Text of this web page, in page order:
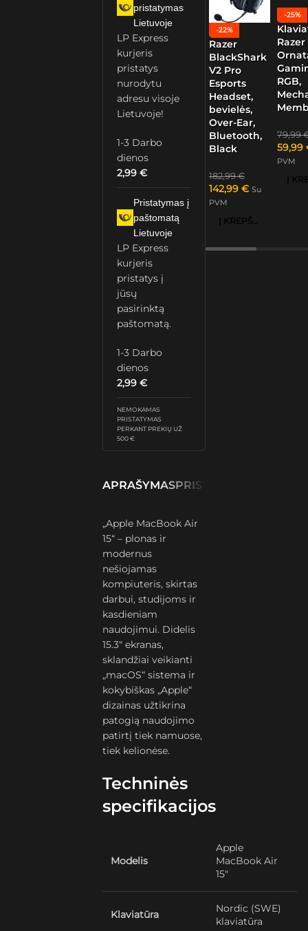
pristatymas
Lietuvoje
LP Express
kurjeris
pristatys
nurodytu
adresu visoje
Lietuvoje!
1-3 Darbo
dienos
2,99€
Pristatymas į
paštomatą
Lietuvoje
LP Express
kurjeris
pristatys į
jūsų
pasirinktą
paštomatą.
1-3 Darbo
dienos
2,99€
NEMOKAMAS
PRISTATYMAS
PERKANT PREKIŲ UŽ
500 €
APRAŠYMASPRISTATYMAS IR
„Apple MacBook Air
15“ – plonas ir
modernus
nešiojamas
kompiuteris, skirtas
darbui, studijoms ir
kasdieniam
naudojimui. Didelis
15.3″ ekranas,
sklandžiai veikianti
„macOS“ sistema ir
kokybiškas „Apple“
dizainas užtikrina
patogią naudojimo
patirtį tiek namuose,
tiek kelionėse.
Techninės
specifikacijos
Modelis
Apple
MacBook Air
15″
Klaviatūra
Nordic (SWE)
klaviatūra
-22%
Razer
BlackShark
V2 Pro
Esports
Headset,
bevielės,
Over-Ear,
Bluetooth,
Black
182,99€
142,99 € Su
PVM
Į KREPŠELĮ
-25%
Razer
RGB,
79,99
59,99
PVM